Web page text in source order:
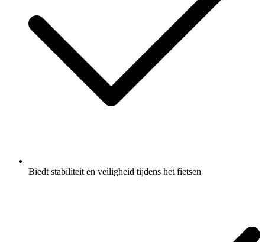
Biedt stabiliteit en veiligheid tijdens het fietsen